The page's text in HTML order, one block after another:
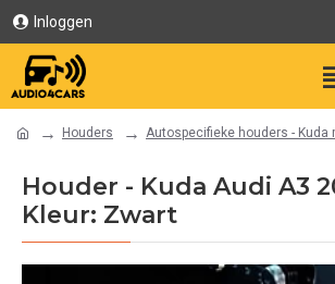
Inloggen
Houders Autospecifieke houders - Kuda
Houder - Kuda Audi A3
Kleur: Zwart